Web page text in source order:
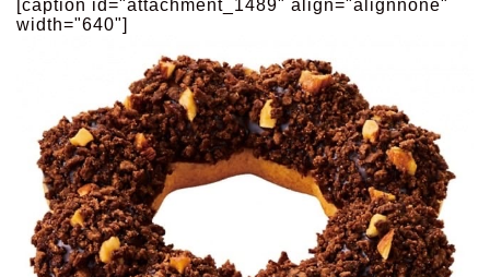
[caption id="attachment_1489" align="alignnone"
width="640"]